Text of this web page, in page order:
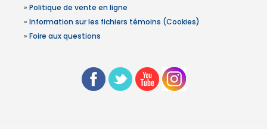
» Politique de vente en ligne
» Information sur les fichiers témoins (Cookies)
» Foire aux questions